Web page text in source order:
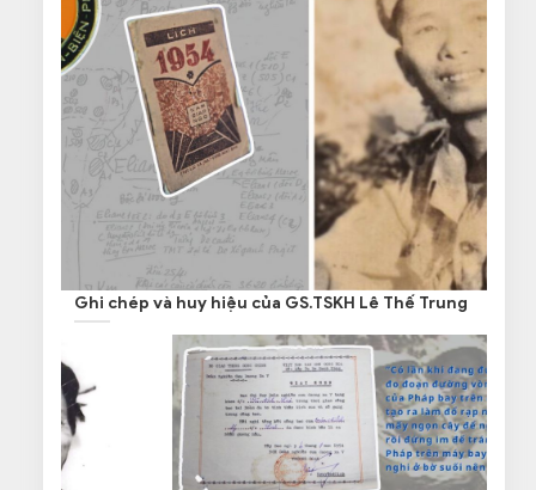
Ghi chép và huy hiệu của GS.TSKH Lê Thế Trung